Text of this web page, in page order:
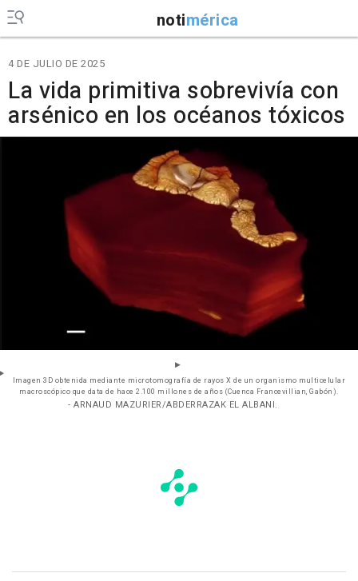
notimérica
4 DE JULIO DE 2025
La vida primitiva sobrevivía con
arsénico en los océanos tóxicos
Imagen 3D obtenida mediante microtomografía de rayos X de un organismo multicelular
macroscópico que data de hace 2.100 millones de años (Cuenca Francevillian, Gabón).
- ARNAUD MAZURIER/ABDERRAZAK EL ALBANI.